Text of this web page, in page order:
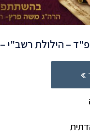
– הילולת רשב"י – 25.5